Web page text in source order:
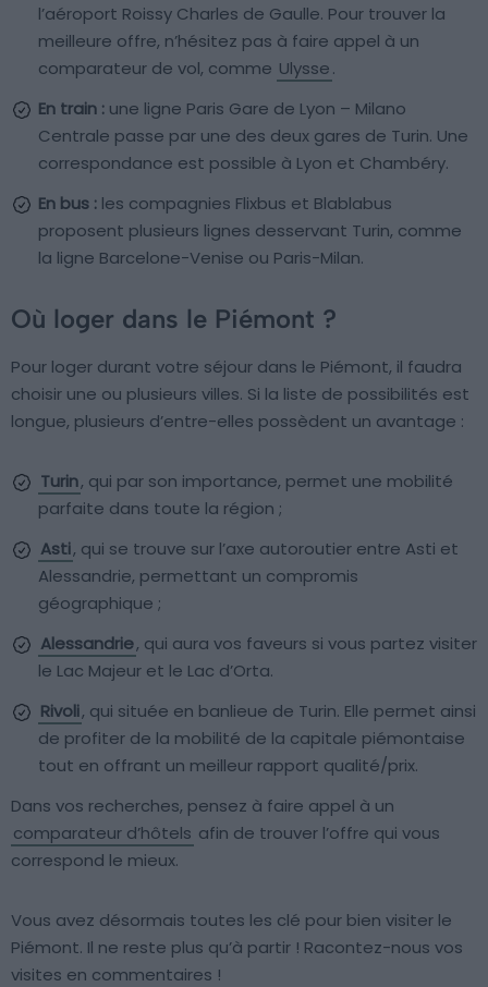
l’aéroport Roissy Charles de Gaulle. Pour trouver la
meilleure offre, n’hésitez pas à faire appel à un
comparateur de vol, comme Ulysse.
En train : une ligne Paris Gare de Lyon – Milano
Centrale passe par une des deux gares de Turin. Une
correspondance est possible à Lyon et Chambéry.
En bus : les compagnies Flixbus et Blablabus
proposent plusieurs lignes desservant Turin, comme
la ligne Barcelone-Venise ou Paris-Milan.
Où loger dans le Piémont ?
Pour loger durant votre séjour dans le Piémont, il faudra
choisir une ou plusieurs villes. Si la liste de possibilités est
longue, plusieurs d’entre-elles possèdent un avantage :
Turin, qui par son importance, permet une mobilité
parfaite dans toute la région ;
Asti, qui se trouve sur l’axe autoroutier entre Asti et
Alessandrie, permettant un compromis
géographique ;
Alessandrie, qui aura vos faveurs si vous partez visiter
le Lac Majeur et le Lac d’Orta.
Rivoli, qui située en banlieue de Turin. Elle permet ainsi
de profiter de la mobilité de la capitale piémontaise
tout en offrant un meilleur rapport qualité/prix.
Dans vos recherches, pensez à faire appel à un
comparateur d’hôtels afin de trouver l’offre qui vous
correspond le mieux.
Vous avez désormais toutes les clé pour bien visiter le
Piémont. Il ne reste plus qu’à partir ! Racontez-nous vos
visites en commentaires !